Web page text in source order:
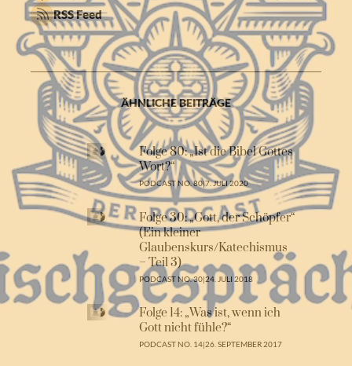
RSS Feed
ÄHNLICHE BEITRÄGE
Folge 80: „Ist die Bibel Gottes
Wort?“
PODCAST NO. 80|7. JULI 2020
Folge 30: „Gott, der Schöpfer“
(Ein kleiner
Glaubenskurs/Katechismus
– Teil 3)
PODCAST NO. 30|24. JULI 2018
Folge 14: „Was ist, wenn ich
Gott nicht fühle?“
PODCAST NO. 14|26. SEPTEMBER 2017